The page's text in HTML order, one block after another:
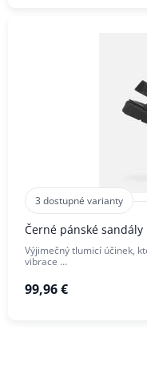
3 dostupné varianty
Černé pánské sandály
Výjimečný tlumicí účinek,
vibrace …
99,96 €